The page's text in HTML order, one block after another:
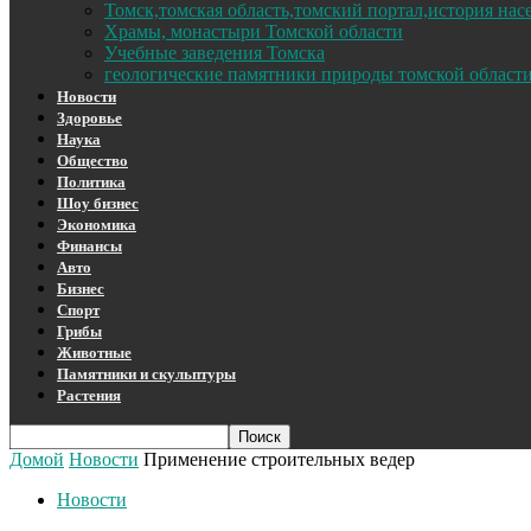
Томск,томская область,томский портал,история
Храмы, монастыри Томской области
Учебные заведения Томска
геологические памятники природы томской области
Новости
Здоровье
Наука
Общество
Политика
Шоу бизнес
Экономика
Финансы
Авто
Бизнес
Спорт
Грибы
Животные
Памятники и скульптуры
Растения
Домой Новости Применение строительных ведер
Новости